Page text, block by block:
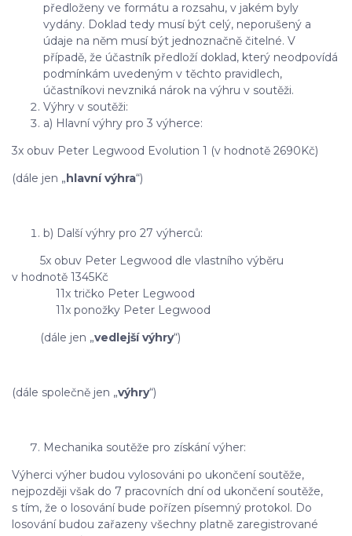
předloženy ve formátu a rozsahu, v jakém byly
vydány. Doklad tedy musí být celý, neporušený a
údaje na něm musí být jednoznačně čitelné. V
případě, že účastník předloží doklad, který neodpovídá
podmínkám uvedeným v těchto pravidlech,
účastníkovi nevzniká nárok na výhru v soutěži.
Výhry v soutěži:
a) Hlavní výhry pro 3 výherce:
3x obuv Peter Legwood Evolution 1 (v hodnotě 2690Kč)
(dále jen „hlavní výhra“)
b) Další výhry pro 27 výherců:
5x obuv Peter Legwood dle vlastního výběru
v hodnotě 1345Kč
11x tričko Peter Legwood
11x ponožky Peter Legwood
(dále jen „vedlejší výhry“)
(dále společně jen „výhry“)
Mechanika soutěže pro získání výher:
Výherci výher budou vylosováni po ukončení soutěže,
nejpozději však do 7 pracovních dní od ukončení soutěže,
s tím, že o losování bude pořízen písemný protokol. Do
losování budou zařazeny všechny platně zaregistrované